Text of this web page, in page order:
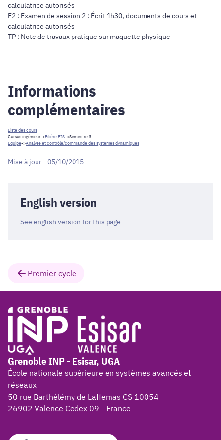
calculatrice autorisés
E2 : Examen de session 2 : Écrit 1h30, documents de cours et
calculatrice autorisés
TP : Note de travaux pratique sur maquette physique
Informations
complémentaires
Liste des cours
Cursus ingénieur->Filière EIS->Semestre 3
Equipe->Analyse et contrôle/commande des systèmes dynamiques
Mise à jour - 05/10/2015
English version
See english version for this page
Premier cycle
Grenoble INP - Esisar, UGA
École nationale supérieure en systèmes avancés et
réseaux
50 rue Barthélémy de Laffemas CS 10054
26902 Valence Cedex 09 - France